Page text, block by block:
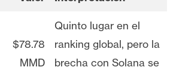
$78.78
MMD
Quinto lugar en el
ranking global, pero la
brecha con Solana se